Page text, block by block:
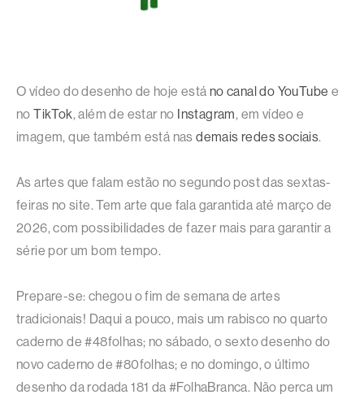
O vídeo do desenho de hoje está no canal do YouTube e
noTikTok, além de estar no Instagram, em vídeo e
imagem, que também está nasdemais redes sociais.
As artes que falam estão no segundo post das sextas-
feiras no site. Tem arte que fala garantida até março de
2026, com possibilidades de fazer mais para garantir a
série por um bom tempo.
Prepare-se: chegou o fim de semana de artes
tradicionais! Daqui a pouco, mais um rabisco no quarto
caderno de #48folhas; no sábado, o sexto desenho do
novo caderno de #80folhas; e no domingo, o último
desenho da rodada 181 da #FolhaBranca. Não perca um